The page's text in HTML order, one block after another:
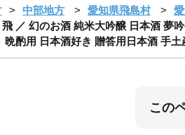
中部地方 愛知県飛島村
／ 幻のお酒 純米大吟醸 日本酒 夢
晩酌用 日本酒好き 贈答用日本酒 手
この